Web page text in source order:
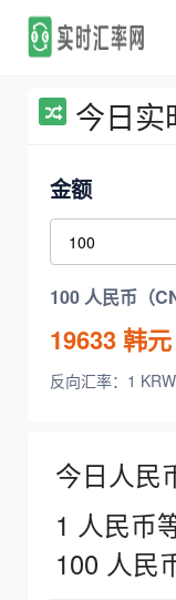
今日实
金额
100 人民币（
19633韩元
反向汇率：1
今日人民
1 人民币
100 人民